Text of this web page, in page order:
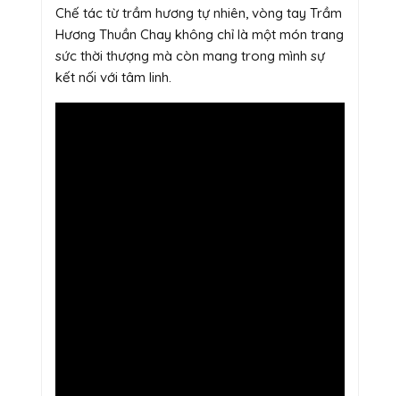
Chế tác từ trầm hương tự nhiên, vòng tay Trầm
Hương Thuần Chay không chỉ là một món trang
sức thời thượng mà còn mang trong mình sự
kết nối với tâm linh.